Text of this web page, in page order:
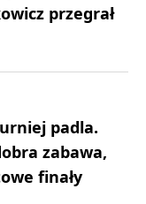
przegrał
padla.
zabawa,
finały